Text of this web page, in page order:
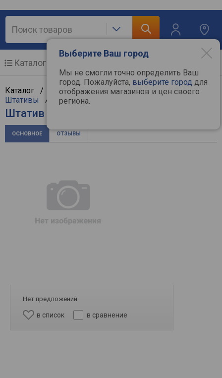
Выберите Ваш город
Мы не смогли точно определить Ваш
город. Пожалуйста, выберите город для
отображения магазинов и цен своего
региона.
Каталог
Каталог / Фототехника/Аксессуары к фото/
Штативы
/ Falcon Eyes
Штатив Falcon Eyes CinemaPRO VT-1695
ОСНОВНОЕ ОТЗЫВЫ
Нет предложений
в список в сравнение